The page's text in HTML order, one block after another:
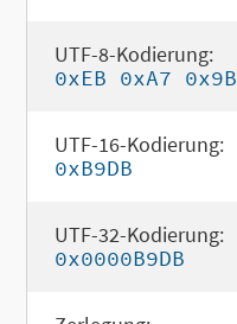
UTF-8-Kodierung:
0xEB 0xA7 0x9B
UTF-16-Kodierung:
0xB9DB
UTF-32-Kodierung:
0x0000B9DB